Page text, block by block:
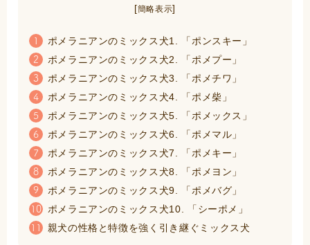
[簡略表示]
1 ポメラニアンのミックス犬1. 「ポンスキー」
2 ポメラニアンのミックス犬2. 「ポメプー」
3 ポメラニアンのミックス犬3. 「ポメチワ」
4 ポメラニアンのミックス犬4. 「ポメ柴」
5 ポメラニアンのミックス犬5. 「ポメックス」
6 ポメラニアンのミックス犬6. 「ポメマル」
7 ポメラニアンのミックス犬7. 「ポメキー」
8 ポメラニアンのミックス犬8. 「ポメヨン」
9 ポメラニアンのミックス犬9. 「ポメバグ」
10 ポメラニアンのミックス犬10. 「シーポメ」
11 親犬の性格と特徴を強く引き継ぐミックス犬